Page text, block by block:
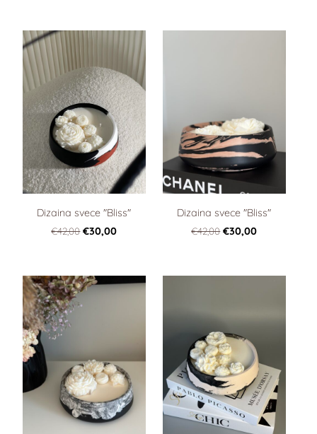
Dizaina svece "Bliss"
€42,00 €30,00
Dizaina svece "Bliss"
€42,00 €30,00